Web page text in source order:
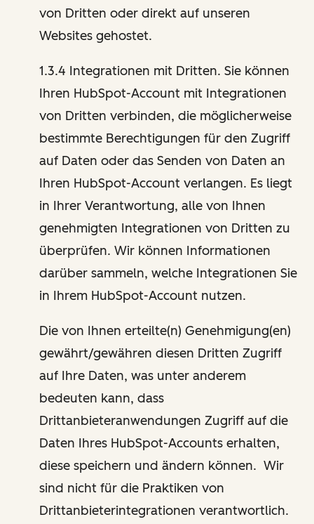
von Dritten oder direkt auf unseren
Websites gehostet.
1.3.4 Integrationen mit Dritten. Sie können
Ihren HubSpot-Account mit Integrationen
von Dritten verbinden, die möglicherweise
bestimmte Berechtigungen für den Zugriff
auf Daten oder das Senden von Daten an
Ihren HubSpot-Account verlangen. Es liegt
in Ihrer Verantwortung, alle von Ihnen
genehmigten Integrationen von Dritten zu
überprüfen. Wir können Informationen
darüber sammeln, welche Integrationen Sie
in Ihrem HubSpot-Account nutzen.
Die von Ihnen erteilte(n) Genehmigung(en)
gewährt/gewähren diesen Dritten Zugriff
auf Ihre Daten, was unter anderem
bedeuten kann, dass
Drittanbieteranwendungen Zugriff auf die
Daten Ihres HubSpot-Accounts erhalten,
diese speichern und ändern können. Wir
sind nicht für die Praktiken von
Drittanbieterintegrationen verantwortlich.